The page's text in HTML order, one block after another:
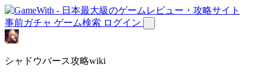
事前ガチャ ゲーム検索 ログイン
シャドウバース攻略wiki